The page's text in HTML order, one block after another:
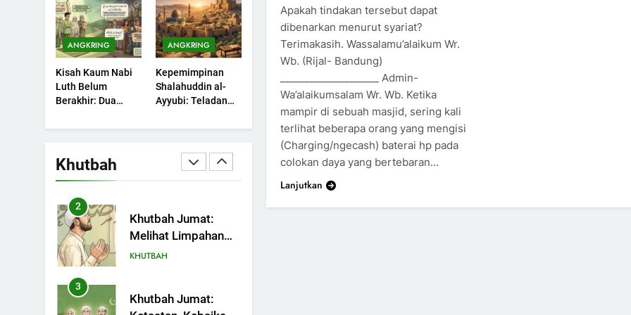
ANGKRING
Kisah Kaum Nabi
Luth Belum
Berakhir: Dua
yang Kini Kembali
ANGKRING
Kepemimpinan
Shalahuddin al-
Ayyubi: Teladan
Dipelajari oleh
Sekarang (2)
Khutbah
Diterima
KHUTBAH
203
Khutbah Jumat:
Bulan Muharram
Bulan Bersejarah
KHUTBAH
1
Mengapa Orang
Dengki Tak Akan
2
Khutbah Jumat:
Melihat Limpahan
Nikmat Allah
KHUTBAH
3
Khutbah Jumat:
Apakah tindakan tersebut dapat
dibenarkan menurut syariat?
Terimakasih. Wassalamu’alaikum Wr.
Wb. (Rijal- Bandung)
____________________ Admin-
Wa’alaikumsalam Wr. Wb. Ketika
mampir di sebuah masjid, sering kali
terlihat beberapa orang yang mengisi
(Charging/ngecash) baterai hp pada
colokan daya yang bertebaran…
Lanjutkan